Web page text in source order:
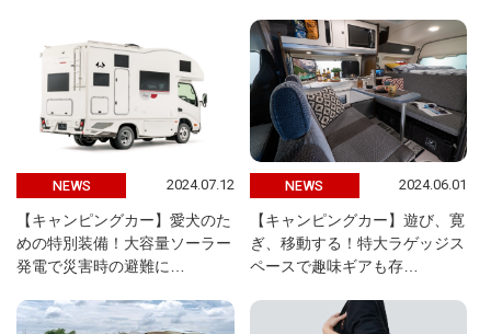
NEWS 2024.07.12
【キャンピングカー】愛犬のた
めの特別装備！大容量ソーラー
発電で災害時の避難に…
NEWS 2024.06.01
【キャンピングカー】遊び、寛
ぎ、移動する！特大ラゲッジス
ペースで趣味ギアも存…